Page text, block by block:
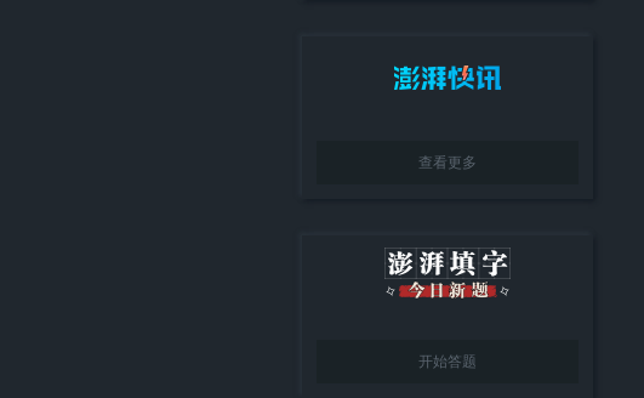
查看更多
开始答题